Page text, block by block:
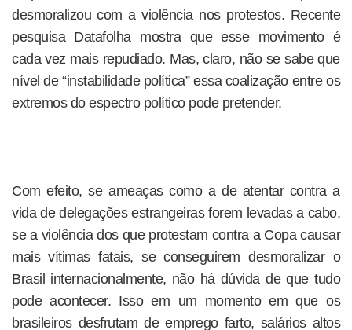
desmoralizou com a violência nos protestos. Recente
pesquisa Datafolha mostra que esse movimento é
cada vez mais repudiado. Mas, claro, não se sabe que
nível de “instabilidade política” essa coalização entre os
extremos do espectro político pode pretender.
Com efeito, se ameaças como a de atentar contra a
vida de delegações estrangeiras forem levadas a cabo,
se a violência dos que protestam contra a Copa causar
mais vítimas fatais, se conseguirem desmoralizar o
Brasil internacionalmente, não há dúvida de que tudo
pode acontecer. Isso em um momento em que os
brasileiros desfrutam de emprego farto, salários altos